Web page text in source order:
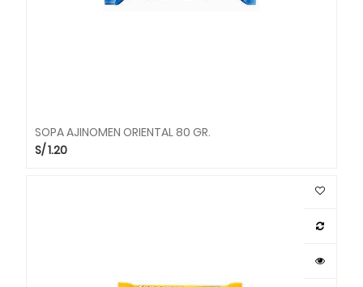
SOPA AJINOMEN ORIENTAL 80 GR.
S/1.20